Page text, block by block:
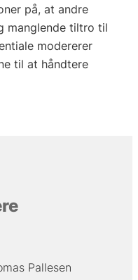
på, at andre
manglende tiltro til
modererer
til at håndtere
Pallesen